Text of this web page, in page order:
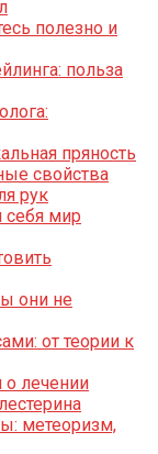
полезно и
польза
пряность
свойства
рук
себя мир
они не
от теории к
о лечении
метеоризм,